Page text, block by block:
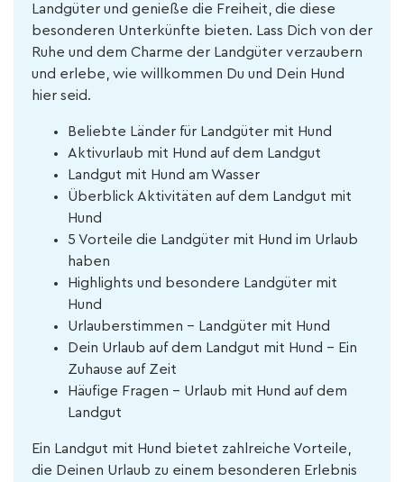
Landgüter und genieße die Freiheit, die diese
besonderen Unterkünfte bieten. Lass Dich von der
Ruhe und dem Charme der Landgüter verzaubern
und erlebe, wie willkommen Du und Dein Hund
hier seid.
Beliebte Länder für Landgüter mit Hund
Aktivurlaub mit Hund auf dem Landgut
Landgut mit Hund am Wasser
Überblick Aktivitäten auf dem Landgut mit
Hund
5 Vorteile die Landgüter mit Hund im Urlaub
haben
Highlights und besondere Landgüter mit
Hund
Urlauberstimmen - Landgüter mit Hund
Dein Urlaub auf dem Landgut mit Hund – Ein
Zuhause auf Zeit
Häufige Fragen - Urlaub mit Hund auf dem
Landgut
Ein Landgut mit Hund bietet zahlreiche Vorteile,
die Deinen Urlaub zu einem besonderen Erlebnis